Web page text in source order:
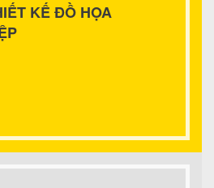
KẾ ĐỒ HỌA